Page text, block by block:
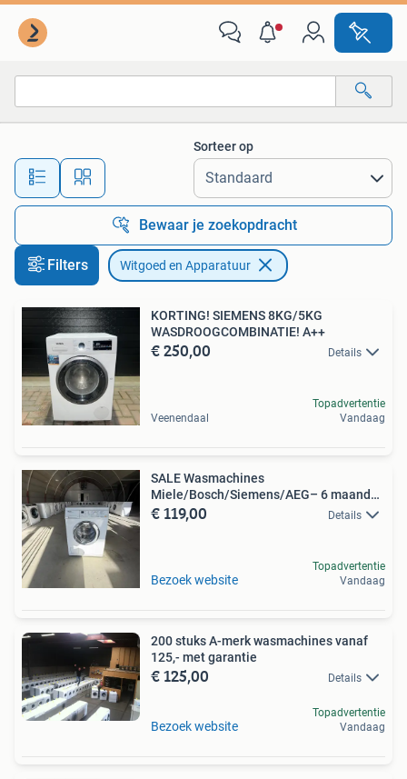
Alle afstanden…
Sorteer op
Bewaar je zoekopdracht
Filters Witgoed en Apparatuur
KORTING! SIEMENS 8KG/5KG
WASDROOGCOMBINATIE! A++
€ 250,00 Details
Veenendaal
Topadvertentie
Vandaag
SALE Wasmachines
Miele/Bosch/Siemens/AEG– 6 maanden
garantie
€ 119,00 Details
Bezoek website
Topadvertentie
Vandaag
200 stuks A-merk wasmachines vanaf
125,- met garantie
€ 125,00 Details
Bezoek website
Topadvertentie
Vandaag